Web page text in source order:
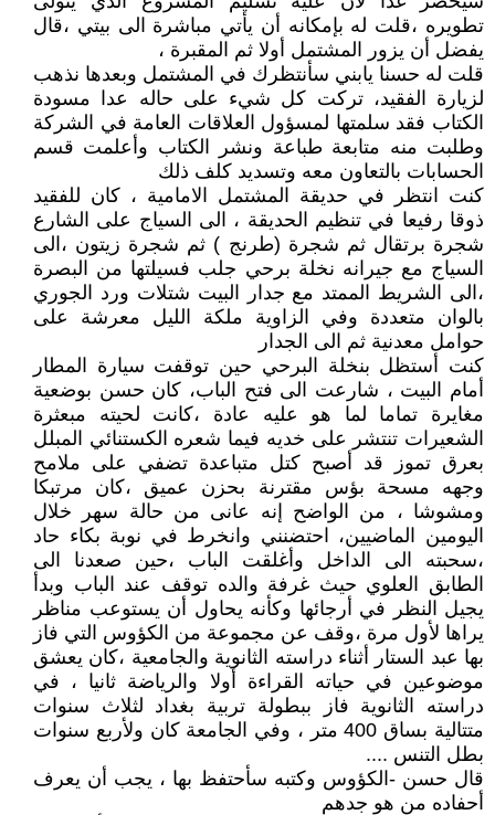
تطويره ،قلت له بإمكانه أن يأتي مباشرة الى بيتي ،قال
يفضل أن يزور المشتمل أولا ثم المقبرة ،
قلت له حسنا يابني سأنتظرك في المشتمل وبعدها نذهب
لزيارة الفقيد، تركت كل شيء على حاله عدا مسودة
الكتاب فقد سلمتها لمسؤول العلاقات العامة في الشركة
وطلبت منه متابعة طباعة ونشر الكتاب وأعلمت قسم
الحسابات بالتعاون معه وتسديد كلف ذلك
كنت انتظر في حديقة المشتمل الامامية ، كان للفقيد
ذوقا رفيعا في تنظيم الحديقة ، الى السياج على الشارع
شجرة برتقال ثم شجرة (طرنج ) ثم شجرة زيتون ،الى
السياج مع جيرانه نخلة برحي جلب فسيلتها من البصرة
،الى الشريط الممتد مع جدار البيت شتلات ورد الجوري
بالوان متعددة وفي الزاوية ملكة الليل معرشة على
حوامل معدنية ثم الى الجدار
كنت أستظل بنخلة البرحي حين توقفت سيارة المطار
أمام البيت ، شارعت الى فتح الباب، كان حسن بوضعية
مغايرة تماما لما هو عليه عادة ،كانت لحيته مبعثرة
الشعيرات تنتشر على خديه فيما شعره الكستنائي المبلل
بعرق تموز قد أصبح كتل متباعدة تضفي على ملامح
وجهه مسحة بؤس مقترنة بحزن عميق ،كان مرتبكا
ومشوشا ، من الواضح إنه عانى من حالة سهر خلال
اليومين الماضيين، احتضنني وانخرط في نوبة بكاء حاد
،سحبته الى الداخل وأغلقت الباب ،حين صعدنا الى
الطابق العلوي حيث غرفة والده توقف عند الباب وبدأ
يجيل النظر في أرجائها وكأنه يحاول أن يستوعب مناظر
يراها لأول مرة ،وقف عن مجموعة من الكؤوس التي فاز
بها عبد الستار أثناء دراسته الثانوية والجامعية ،كان يعشق
موضوعين في حياته القراءة أولا والرياضة ثانيا ، في
دراسته الثانوية فاز ببطولة تربية بغداد لثلاث سنوات
متتالية بساق 400 متر ، وفي الجامعة كان ولأربع سنوات
بطل التنس ....
قال حسن -الكؤوس وكتبه سأحتفظ بها ، يجب أن يعرف
أحفاده من هو جدهم